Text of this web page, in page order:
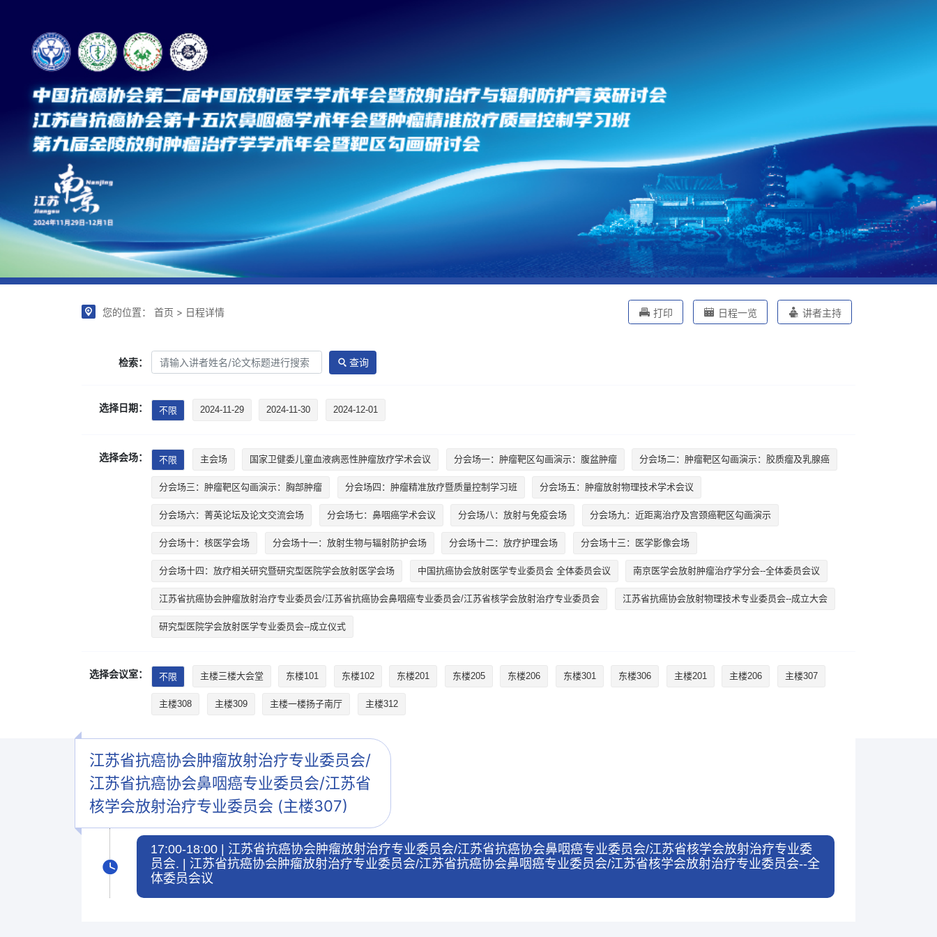
您的位置： 首页 > 日程详情 打印 日程一览 讲者主持
检索： 查询
选择日期： 不限 2024-11-29 2024-11-30 2024-12-01
选择会场： 不限 主会场 国家卫健委儿童血液病恶性肿瘤放疗学术会议 分会场一：肿瘤靶区勾画演示：腹盆肿瘤 分会场二：肿瘤靶区勾画演示：胶质瘤及乳腺癌
分会场三：肿瘤靶区勾画演示：胸部肿瘤 分会场四：肿瘤精准放疗暨质量控制学习班 分会场五：肿瘤放射物理技术学术会议
分会场六：菁英论坛及论文交流会场 分会场七：鼻咽癌学术会议 分会场八：放射与免疫会场 分会场九：近距离治疗及宫颈癌靶区勾画演示
分会场十：核医学会场 分会场十一：放射生物与辐射防护会场 分会场十二：放疗护理会场 分会场十三：医学影像会场
分会场十四：放疗相关研究暨研究型医院学会放射医学会场 中国抗癌协会放射医学专业委员会 全体委员会议 南京医学会放射肿瘤治疗学分会--全体委员会议
江苏省抗癌协会肿瘤放射治疗专业委员会/江苏省抗癌协会鼻咽癌专业委员会/江苏省核学会放射治疗专业委员会 江苏省抗癌协会放射物理技术专业委员会--成立大会
研究型医院学会放射医学专业委员会--成立仪式
选择会议室： 不限 主楼三楼大会堂 东楼101 东楼102 东楼201 东楼205 东楼206 东楼301 东楼306 主楼201 主楼206 主楼307
主楼308 主楼309 主楼一楼扬子南厅 主楼312
江苏省抗癌协会肿瘤放射治疗专业委员会/
江苏省抗癌协会鼻咽癌专业委员会/江苏省
核学会放射治疗专业委员会 (主楼307)
17:00-18:00 | 江苏省抗癌协会肿瘤放射治疗专业委员会/江苏省抗癌协会鼻咽癌专业委员会/江苏省核学会放射治疗专业委
员会. | 江苏省抗癌协会肿瘤放射治疗专业委员会/江苏省抗癌协会鼻咽癌专业委员会/江苏省核学会放射治疗专业委员会--全
体委员会议